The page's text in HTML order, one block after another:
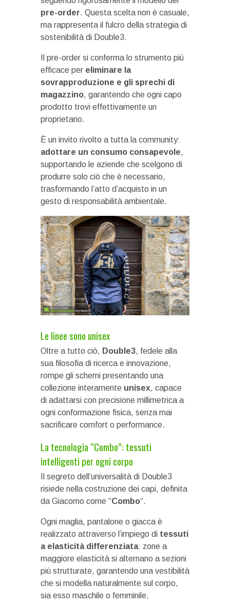
pre-order. Questa scelta non è casuale,
ma rappresenta il fulcro della strategia di
sostenibilità di Double3.
Il pre-order si conferma lo strumento più
efficace per eliminare la
sovrapproduzione e gli sprechi di
magazzino, garantendo che ogni capo
prodotto trovi effettivamente un
proprietario.
È un invito rivolto a tutta la community:
adottare un consumo consapevole,
supportando le aziende che scelgono di
produrre solo ciò che è necessario,
trasformando l’atto d’acquisto in un
gesto di responsabilità ambientale.
Le linee sono unisex
Oltre a tutto ciò, Double3, fedele alla
sua filosofia di ricerca e innovazione,
rompe gli schemi presentando una
collezione interamente unisex, capace
di adattarsi con precisione millimetrica a
ogni conformazione fisica, senza mai
sacrificare comfort o performance.
La tecnologia “Combo”: tessuti
intelligenti per ogni corpo
Il segreto dell’universalità di Double3
risiede nella costruzione dei capi, definita
da Giacomo come “Combo“.
Ogni maglia, pantalone o giacca è
realizzato attraverso l’impiego di tessuti
a elasticità differenziata: zone a
maggiore elasticità si alternano a sezioni
più strutturate, garantendo una vestibilità
che si modella naturalmente sul corpo,
sia esso maschile o femminile.